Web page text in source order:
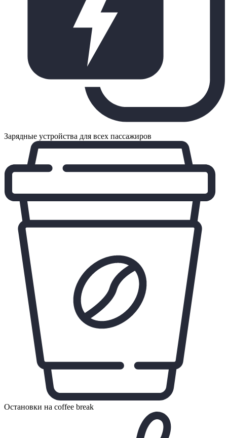
Зарядные устройства для всех пассажиров
Остановки на coffee break